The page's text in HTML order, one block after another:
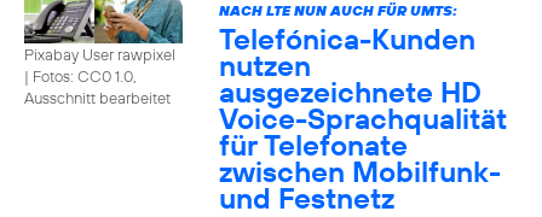
Pixabay User rawpixel
| Fotos: CC0 1.0,
Ausschnitt bearbeitet
NACH LTE NUN AUCH FÜR UMTS:
Telefónica-Kunden
nutzen
ausgezeichnete HD
Voice-Sprachqualität
für Telefonate
zwischen Mobilfunk-
und Festnetz